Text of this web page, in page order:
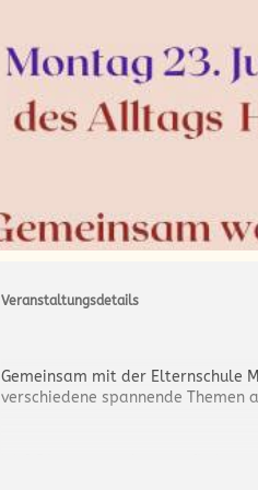
Veranstaltungsdetails
Gemeinsam mit der Elternschule
verschiedene spannende Themen